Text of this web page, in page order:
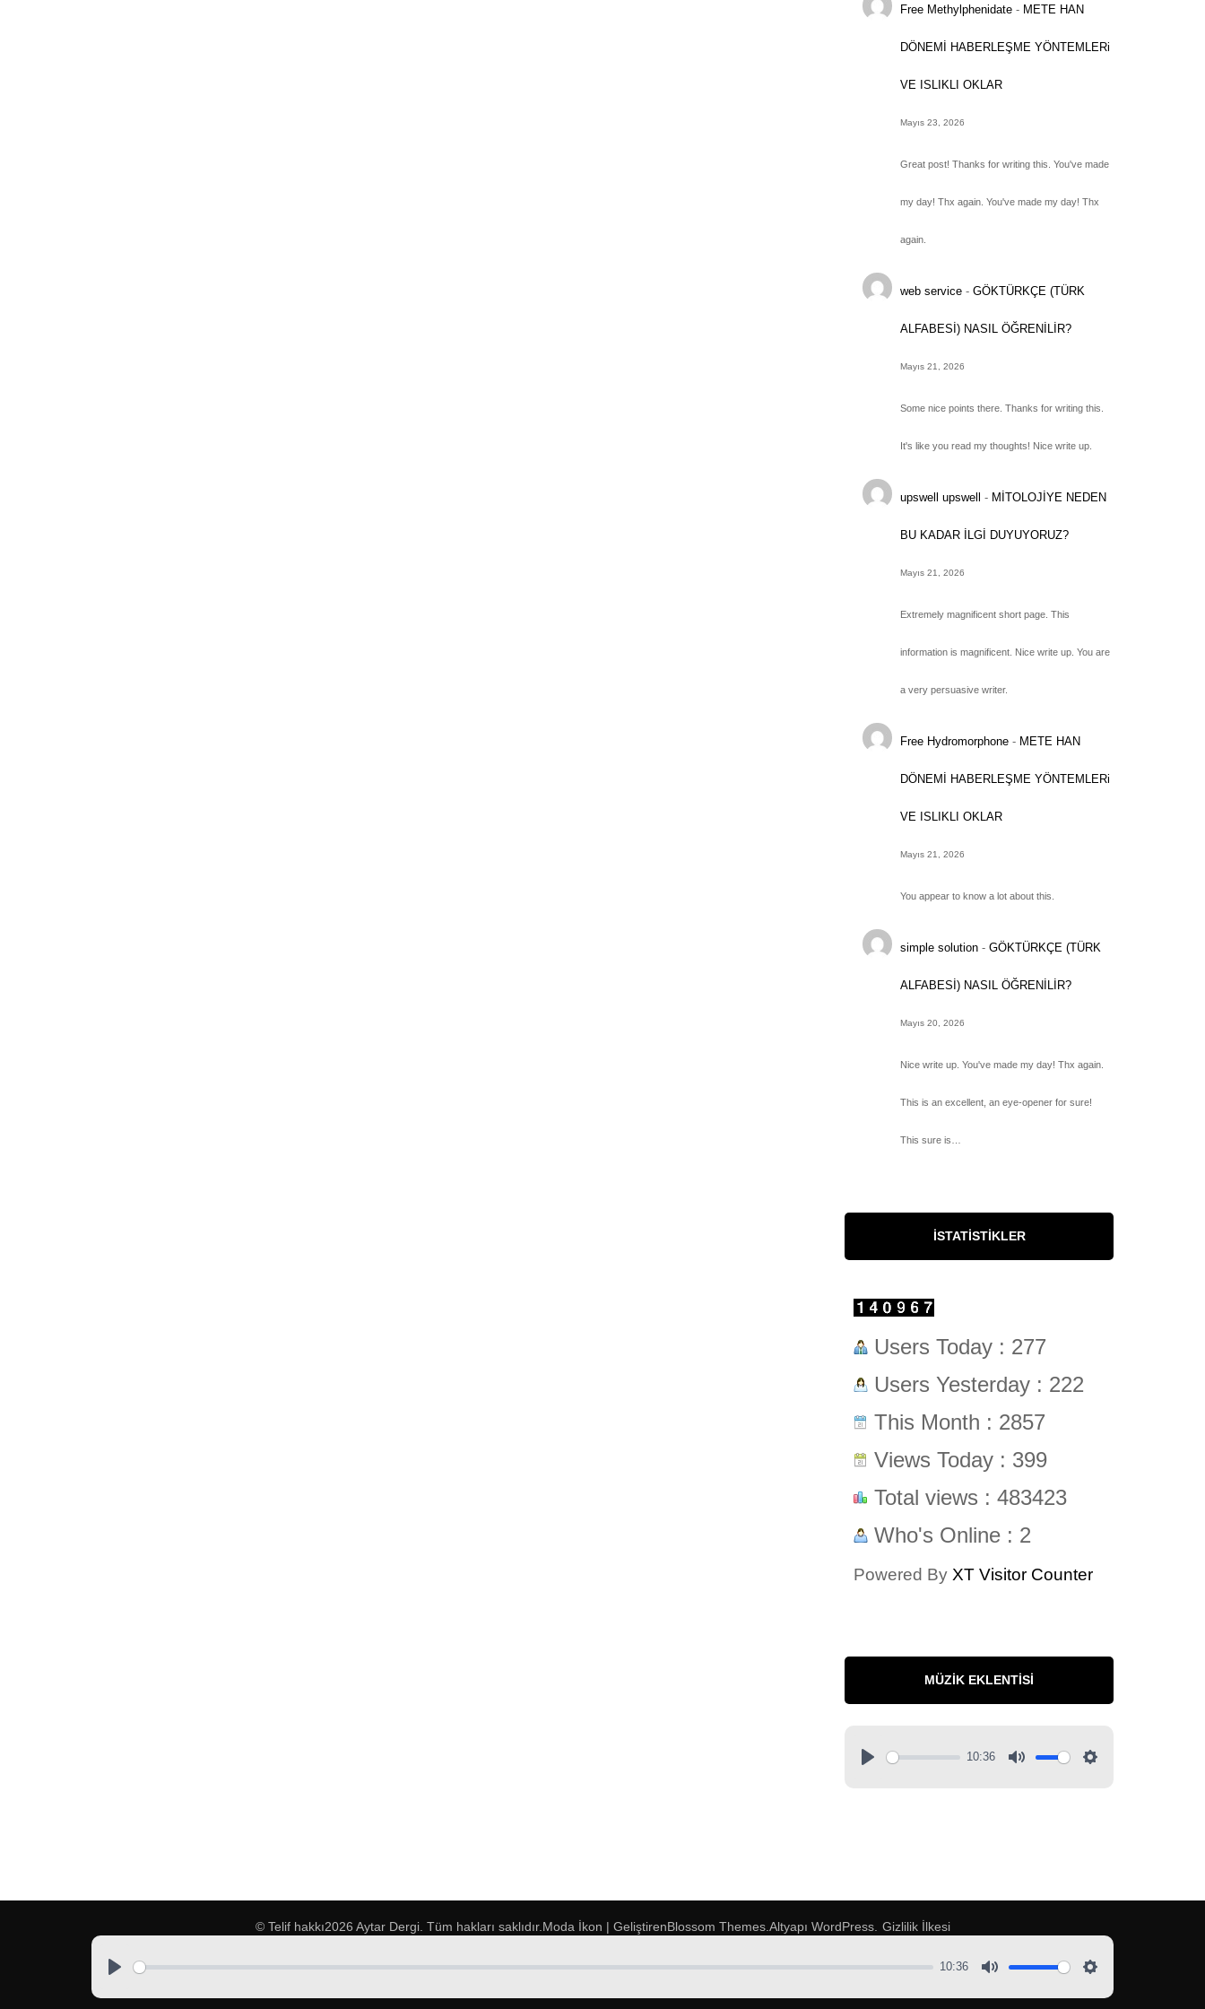
Free Methylphenidate - METE HAN
DÖNEMİ HABERLEŞME YÖNTEMLERi
VE ISLIKLI OKLAR
Mayıs 23, 2026
Great post! Thanks for writing this. You've made
my day! Thx again. You've made my day! Thx
again.
web service -GÖKTÜRKÇE (TÜRK
ALFABESİ) NASIL ÖĞRENİLİR?
Mayıs 21, 2026
Some nice points there. Thanks for writing this.
It's like you read my thoughts! Nice write up.
upswell upswell - MİTOLOJİYE NEDEN
BU KADAR İLGİ DUYUYORUZ?
Mayıs 21, 2026
Extremely magnificent short page. This
information is magnificent. Nice write up. You are
a very persuasive writer.
Free Hydromorphone - METE HAN
DÖNEMİ HABERLEŞME YÖNTEMLERi
VE ISLIKLI OKLAR
Mayıs 21, 2026
You appear to know a lot about this.
simple solution -GÖKTÜRKÇE (TÜRK
ALFABESİ) NASIL ÖĞRENİLİR?
Mayıs 20, 2026
Nice write up. You've made my day! Thx again.
This is an excellent, an eye-opener for sure!
This sure is…
İSTATISTIKLER
Users Today : 277
Users Yesterday : 222
This Month : 2857
Views Today : 399
Total views : 483423
Who's Online : 2
Powered By XT Visitor Counter
MÜZIK EKLENTISI
10:36
© Telif hakkı2026 Aytar Dergi. Tüm hakları saklıdır. Moda İkon | GeliştirenBlossom Themes.Altyapı WordPress. Gizlilik İlkesi
10:36